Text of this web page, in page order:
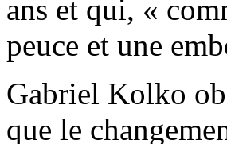
ans et qui, «
peuce et une
Gabriel Kolko
que le